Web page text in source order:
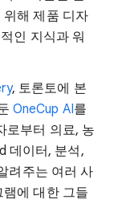
해 제품 디자
인 지식과 워
, 토론토에 본
OneCup AI를
로부터 의료, 농
데이터, 분석,
려주는 여러 사
에 대한 그들